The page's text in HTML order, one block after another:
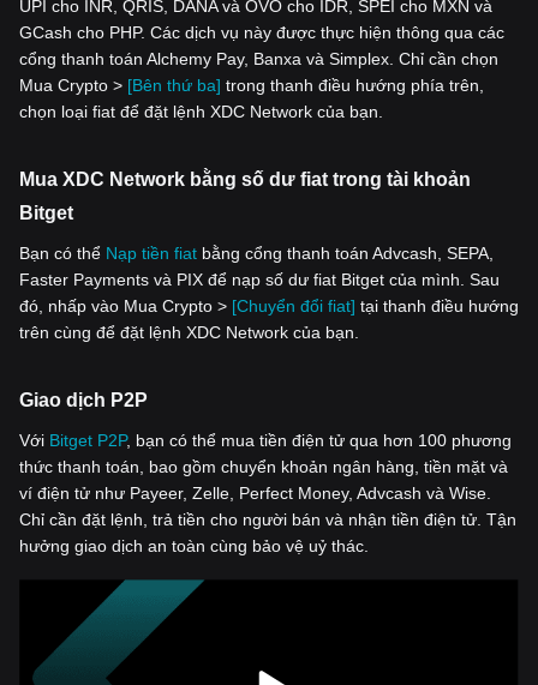
UPI cho INR, QRIS, DANA và OVO cho IDR, SPEI cho MXN và
GCash cho PHP. Các dịch vụ này được thực hiện thông qua các
cổng thanh toán Alchemy Pay, Banxa và Simplex. Chỉ cần chọn
Mua Crypto > [Bên thứ ba] trong thanh điều hướng phía trên,
chọn loại fiat để đặt lệnh XDC Network của bạn.
Mua XDC Network bằng số dư fiat trong tài khoản
Bitget
Bạn có thể Nạp tiền fiat bằng cổng thanh toán Advcash, SEPA,
Faster Payments và PIX để nạp số dư fiat Bitget của mình. Sau
đó, nhấp vào Mua Crypto > [Chuyển đổi fiat] tại thanh điều hướng
trên cùng để đặt lệnh XDC Network của bạn.
Giao dịch P2P
Với ‌Bitget P2P, bạn có thể mua tiền điện tử qua hơn 100 phương
thức thanh toán, bao gồm chuyển khoản ngân hàng, tiền mặt và
ví điện tử như Payeer, Zelle, Perfect Money, Advcash và Wise.
Chỉ cần đặt lệnh, trả tiền cho người bán và nhận tiền điện tử. Tận
hưởng giao dịch an toàn cùng bảo vệ uỷ thác.